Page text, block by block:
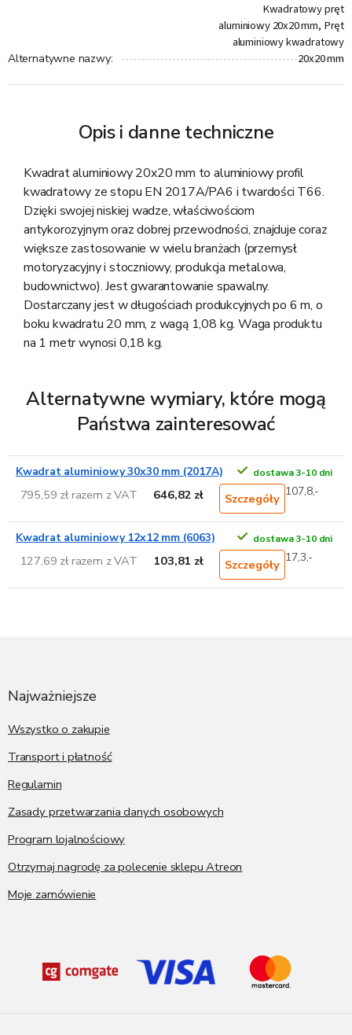
Alternatywne nazwy:
Kwadratowy pręt
aluminiowy 20x20 mm, Pręt
aluminiowy kwadratowy
20x20 mm
Opis i danne techniczne
Kwadrat aluminiowy 20x20 mm to aluminiowy profil
kwadratowy ze stopu EN 2017A/PA6 i twardości T66.
Dzięki swojej niskiej wadze, właściwościom
antykorozyjnym oraz dobrej przewodności, znajduje coraz
większe zastosowanie w wielu branżach (przemysł
motoryzacyjny i stoczniowy, produkcja metalowa,
budownictwo). Jest gwarantowanie spawalny.
Dostarczany jest w długościach produkcyjnych po 6 m, o
boku kwadratu 20 mm, z wagą 1,08 kg. Waga produktu
na 1 metr wynosi 0,18 kg.
Alternatywne wymiary, które mogą
Państwa zainteresować
Kwadrat aluminiowy 30x30 mm (2017A) dostawa 3-10 dni
795,59 zł razem z VAT 646,82 zł Szczegóły 107,8,-
Kwadrat aluminiowy 12x12 mm (6063) dostawa 3-10 dni
127,69 zł razem z VAT 103,81 zł Szczegóły 17,3,-
Najważniejsze
Wszystko o zakupie
Transport i płatność
Regulamin
Zasady przetwarzania danych osobowych
Program lojalnościowy
Otrzymaj nagrodę za polecenie sklepu Atreon
Moje zamówienie